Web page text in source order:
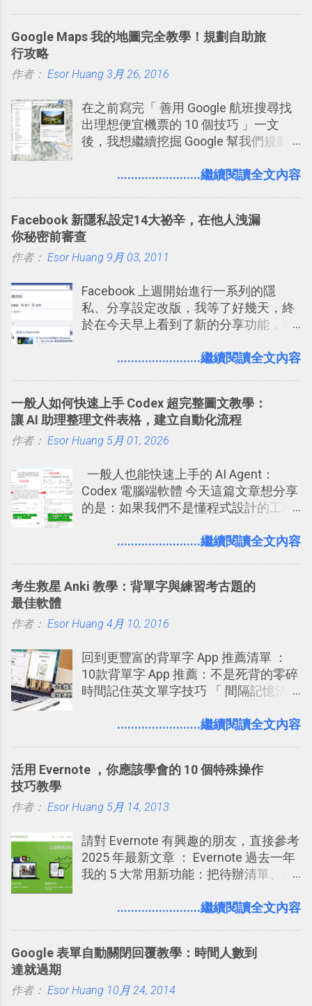
學。 2015/6/13 新增： 免費專案管理軟
2016 年新增 ： 如何將 Trello 切換到繁
2016/7/7 新增 ： 如何活用 Trello 記
帳？我的理財計畫心得與看板範本
2016/7/13 新增： 如何將網頁資料快速
2016/8 新增： Trello 開放「強化功能」
技！最想要的強大 Trello 客製化範例教
學 2016/11 新增： [時間技客-7] 重要緊
急時間管理四象限在 Trello 活用與範本
用 Trello？ 8個專案排程協作重點技巧
2017/6 新增： 如何用 Trello 規劃自助
旅行？我的 Trello 行程計畫使用技巧教
卡片不再落落長？專案管理的5個關鍵
子彈筆記？我的 Trello GTD 方法範例看
板分享
片？而且最好能不花時間、立即拿到、
（或是沒有好的印表機），又不想跑照
提供了印照片的服務 ，而且價格不貴，
可以立即拿到，操作流程也十分簡單。
之前我在電腦玩物分享過：「 不需買印
方便教學 」。這篇文章則從印照片出
Google Maps 我的地圖完全教學！規劃自助旅
行攻略
作者： Esor Huang 3月 26, 2016
在之前寫完「 善用 Google 航班搜尋找
出理想便宜機票的 10 個技巧 」一文
後，我想繼續挖掘 Google 幫我們規劃
入的來聊聊 Google 的「我的地圖」服
線，對商務需求來說可以打造出一張一
張資料地圖（例如我之前在製作一本新
書時建立的「 台灣推薦空拍地點地圖
規劃自助旅行路線！ Google 「我的地
圖」在規劃自助旅行路線時可以解決許
多問題： 國外地點名稱地址常常難懂，
稱。 在規劃路線之外，自訂地圖還能補
時帶來好心情，二方面事後就是最好的
旅遊回憶之一。 自訂地圖還能跟朋友共
享合作，讓彼此都能在手機上查看這次
........................繼續閱讀全文內容
Facebook 新隱私設定14大祕辛，在他人洩漏
你秘密前審查
作者： Esor Huang 9月 03, 2011
Facebook 上週開始進行一系列的隱
私、分享設定改版，我等了好幾天，終
於在今天早上看到了新的分享功能，相
用新版的分享功能與隱私設定。 嚴格來
置。不過有一項很實用的設定是新增
的， 那就是可以 事先審查 朋友「標籤
你」的內容，決定要不要讓其他朋友看
標籤在他的訊息中，或是想把你標籤在
相片圖片裡，現在你都多了一個「事先
審查」的機制，可以決定這些你被標籤
鴉牆上，從而禁止可能的祕密被你其他
........................繼續閱讀全文內容
一般人如何快速上手 Codex 超完整圖文教學：
讓 AI 助理整理文件表格，建立自動化流程
作者： Esor Huang 5月 01, 2026
一般人也能快速上手的 AI Agent：
Codex 電腦端軟體 今天這篇文章想分享
的是：如果我們不是懂程式設計的工程
（ChatGPT） 的 Codex 工具？ 如何用
打造一個更自動化的電腦工作流程。
........................繼續閱讀全文內容
考生救星 Anki 教學：背單字與練習考古題的
最佳軟體
作者： Esor Huang 4月 10, 2016
回到更豐富的背單字 App 推薦清單 ：
10款背單字 App 推薦：不是死背的零碎
時間記住英文單字技巧 「 間隔記憶法
短期記憶變成長期記憶。 舉例來說我今
強；然後下次快要忘記可能變成相隔一
化，讓記憶延長到可能半個月；那時候
來一個月的記憶長度！就這樣反覆慢慢
拉長時間練習，就能讓一個東西成為腦
海中更深刻的記憶。 問題是，當我們一
要準備數百個考試問題時，自己手動進
練習的記憶卡片，自動規劃要延期複習
樣的軟體中最受好評的，或許就是今天
........................繼續閱讀全文內容
活用 Evernote ，你應該學會的 10 個特殊操作
技巧教學
作者： Esor Huang 5月 14, 2013
請對 Evernote 有興趣的朋友，直接參考
2025 年最新文章 ： Evernote 過去一年
我的 5 大常用新功能：把待辦清單、AI
介紹文章： 把不同筆記中的待辦清單統
大綱收合、目錄連結、錨點連結，整理
議記錄不麻煩！我常用兩個 Evernote AI
........................繼續閱讀全文內容
Google 表單自動關閉回覆教學：時間人數到
達就過期
作者： Esor Huang 10月 24, 2014